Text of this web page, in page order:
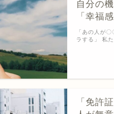
自分の
「幸福
「あの人が
ラする」 私
「免許